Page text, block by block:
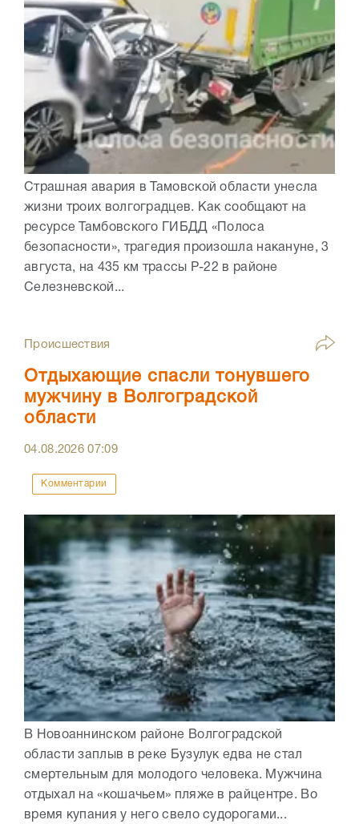
Страшная авария в Тамовской области унесла
жизни троих волгоградцев. Как сообщают на
ресурсе Тамбовского ГИБДД «Полоса
безопасности», трагедия произошла накануне, 3
августа, на 435 км трассы Р-22 в районе
Селезневской...
Происшествия
Отдыхающие спасли тонувшего
мужчину в Волгоградской
области
04.08.202607:09
Комментарии
В Новоаннинском районе Волгоградской
области заплыв в реке Бузулук едва не стал
смертельным для молодого человека. Мужчина
отдыхал на «кошачьем» пляже в райцентре. Во
время купания у него свело судорогами...